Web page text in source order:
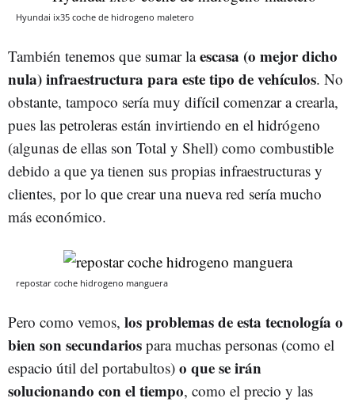
Hyundai ix35 coche de hidrogeno maletero
También tenemos que sumar laescasa (o mejor dicho
nula) infraestructura para este tipo de vehículos. No
obstante, tampoco sería muy difícil comenzar a crearla,
pues las petroleras están invirtiendo en el hidrógeno
(algunas de ellas son Total y Shell) como combustible
debido a que ya tienen sus propias infraestructuras y
clientes, por lo que crear una nueva red sería mucho
más económico.
repostar coche hidrogeno manguera
Pero como vemos, los problemas de esta tecnología o
bien son secundarios para muchas personas (como el
espacio útil del portabultos) o que se irán
solucionando con el tiempo, como el precio y las